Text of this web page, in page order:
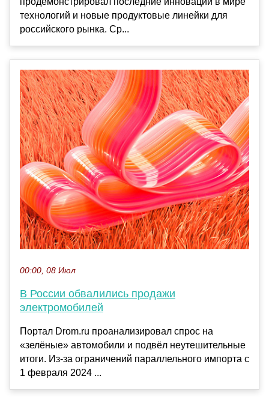
технологий и новые продуктовые линейки для
российского рынка. Ср...
00:00, 08 Июл
В России обвалились продажи
электромобилей
Портал Drom.ru проанализировал спрос на
«зелёные» автомобили и подвёл неутешительные
итоги. Из-за ограничений параллельного импорта с
1 февраля 2024 ...